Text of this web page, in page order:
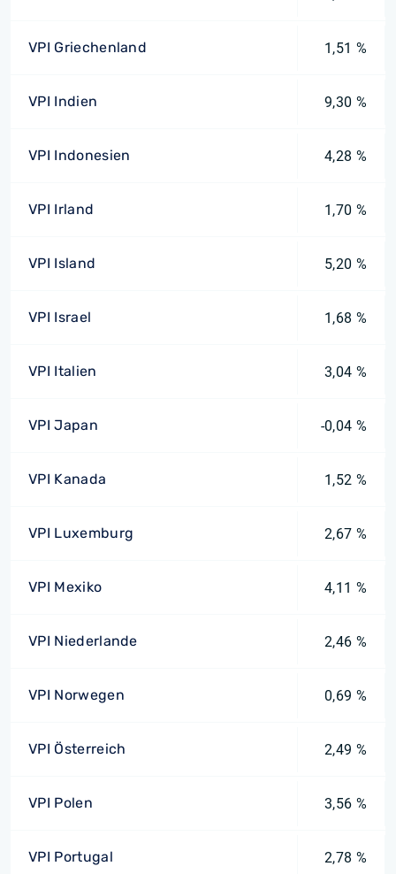
VPI Griechenland 1,51 %
VPI Indien 9,30 %
VPI Indonesien 4,28 %
VPI Irland 1,70 %
VPI Island 5,20 %
VPI Israel 1,68 %
VPI Italien 3,04 %
VPI Japan -0,04 %
VPI Kanada 1,52 %
VPI Luxemburg 2,67 %
VPI Mexiko 4,11 %
VPI Niederlande 2,46 %
VPI Norwegen 0,69 %
VPI Österreich 2,49 %
VPI Polen 3,56 %
VPI Portugal 2,78 %